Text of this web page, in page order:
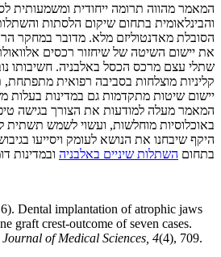
המאמר מהווה תרומה ייחודית ומשמעותית
והבינלאומית בתחום שיקום הלסתות
הסובלת מאדנטוליזם מלא. מדובר במחקר
את יישום השיטה של שיחזור רכסים
שתלי עצם מרכס הכסל באלבניה. חשיבותו
קליניות מוצלחות בסביבה רפואית
יישום שיטות מתקדמות גם במדינות בעלות
המאמר מעלה למודעות את הצורך בגישה
באוכלוסיות מוחלשות, ועשוי לשמש תשתית
היקף שיבחנו את הנושא לעומק ויסייעו
בתחום השתלות שיניים באלבניה ובמדינות
Dental implantation of atrophic jaws
graft crest-outcome of seven cases.
of Medical Sciences, 4(4), 709.